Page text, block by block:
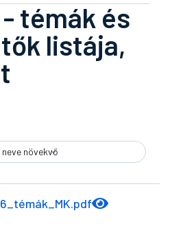
témák és
listája,